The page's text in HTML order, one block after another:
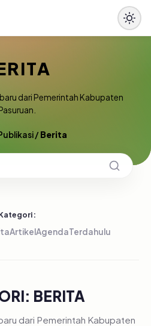
dari Pemerintah Kabupaten
/Berita
ArtikelAgendaTerdahulu
BERITA
dari Pemerintah Kabupaten